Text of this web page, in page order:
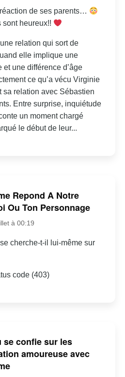
de ses parents…
sont heureux!!
relation qui sort de
elle implique une
une différence d’âge
ce qu’a vécu Virginie
sa relation avec Sébastien
Entre surprise, inquiétude
un moment chargé
le début de leur...
Repond A Notre
Ou Ton Personnage
à 00:19
cherche-t-il lui-même sur
code (403)
se confie sur les
amoureuse avec